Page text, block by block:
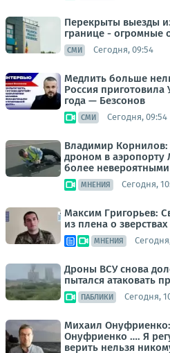
Перекрыты выезды
границе - огромные
СМИ Сегодня, 09:54
Медлить больше
Россия приготовила
года — Безсонов
СМИ Сегодня, 09:54
Владимир Корнилов:
дроном в аэропорту
более
МНЕНИЯ Сегодня,
Максим Григорьев:
из плена о
МНЕНИЯ
Дроны ВСУ снова
пытался атаковать
ПАБЛИКИ Сегодня,
Михаил
Онуфриенко …. Я
верить нельзя